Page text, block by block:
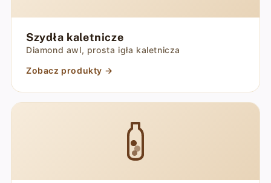
Szydła kaletnicze
Diamond awl, prosta igła kaletnicza
Zobacz produkty →